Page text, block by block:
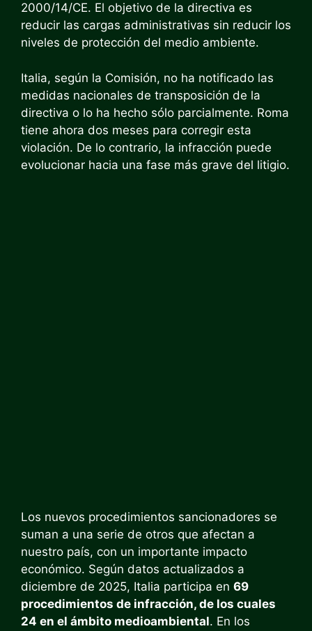
2000/14/CE. El objetivo de la directiva es
reducir las cargas administrativas sin reducir los
niveles de protección del medio ambiente.
Italia, según la Comisión, no ha notificado las
medidas nacionales de transposición de la
directiva o lo ha hecho sólo parcialmente. Roma
tiene ahora dos meses para corregir esta
violación. De lo contrario, la infracción puede
evolucionar hacia una fase más grave del litigio.
Los nuevos procedimientos sancionadores se
suman a una serie de otros que afectan a
nuestro país, con un importante impacto
económico. Según datos actualizados a
diciembre de 2025, Italia participa en 69
procedimientos de infracción, de los cuales
24 en el ámbito medioambiental. En los